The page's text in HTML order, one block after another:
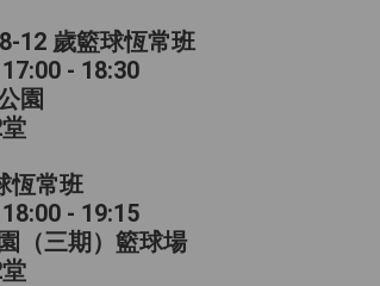
12 歲籃球恆常班
- 18:30
園
恆常班
- 19:15
（三期）籃球場